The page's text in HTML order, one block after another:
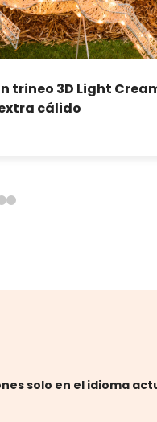
trineo 3D Light
cálido
solo en el idioma